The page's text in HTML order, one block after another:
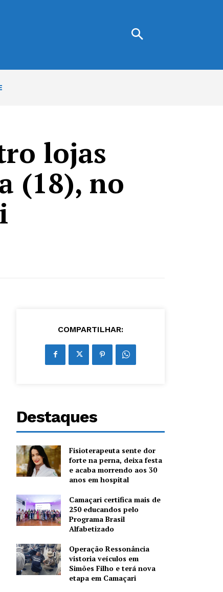
lojas
(18), no
COMPARTILHAR:
Destaques
Fisioterapeuta sente dor
forte na perna, deixa festa
e acaba morrendo aos 30
anos em hospital
Camaçari certifica mais de
250 educandos pelo
Programa Brasil
Alfabetizado
Operação Ressonância
vistoria veículos em
Simões Filho e terá nova
etapa em Camaçari